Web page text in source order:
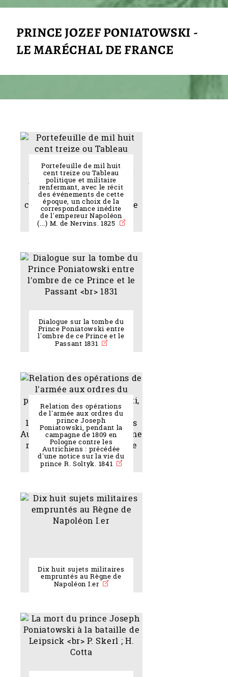
PRINCE JOZEF PONIATOWSKI -
LE MARÉCHAL DE FRANCE
Portefeuille de mil huit
cent treize ou Tableau
politique et militaire
renfermant, avec le récit
des événements de cette
époque, un choix de la
correspondance inédite
de l'empereur Napoléon
(...) M. de Nervins. 1825
Dialogue sur la tombe du
Prince Poniatowski entre
l'ombre de ce Prince et le
Passant 1831
Relation des opérations
de l'armée aux ordres du
prince Joseph
Poniatowski, pendant la
campagne de 1809 en
Pologne contre les
Autrichiens : précédée
d'une notice sur la vie du
prince R. Soltyk. 1841
Dix huit sujets militaires
empruntés au Règne de
Napoléon I.er